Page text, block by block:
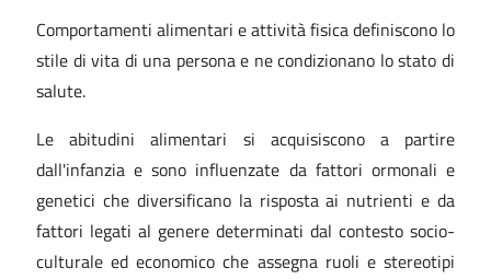
Comportamenti alimentari e attività fisica definiscono lo
stile di vita di una persona e ne condizionano lo stato di
salute.
Le abitudini alimentari si acquisiscono a partire
dall'infanzia e sono influenzate da fattori ormonali e
genetici che diversificano la risposta ai nutrienti e da
fattori legati al genere determinati dal contesto socio-
culturale ed economico che assegna ruoli e stereotipi